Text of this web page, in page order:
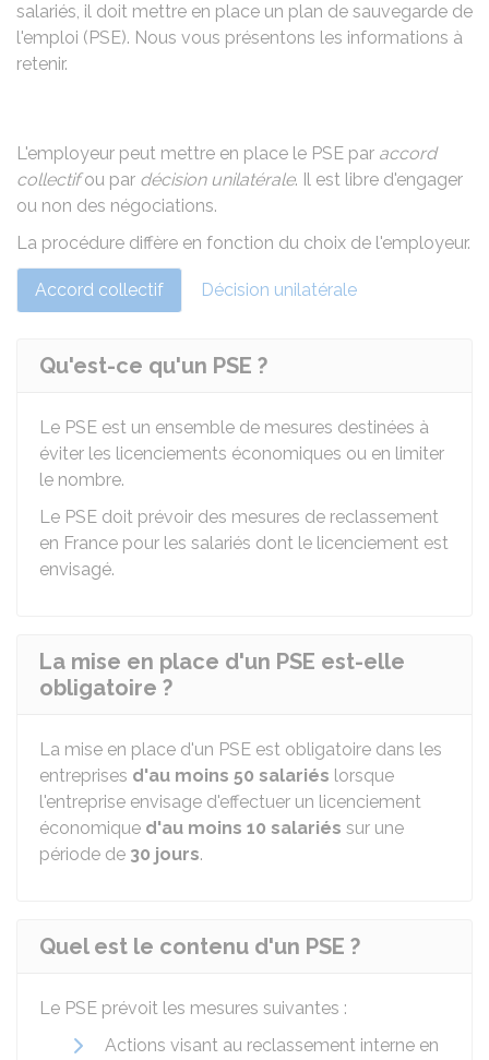
salariés, il doit mettre en place un plan de sauvegarde de
l'emploi (PSE). Nous vous présentons les informations à
retenir.
L'employeur peut mettre en place le PSE par accord
collectifou par décision unilatérale. Il est libre d'engager
ou non des négociations.
La procédure diffère en fonction du choix de l'employeur.
Accord collectif Décision unilatérale
Qu'est-ce qu'un PSE ?
Le PSE est un ensemble de mesures destinées à
éviter les licenciements économiques ou en limiter
le nombre.
Le PSE doit prévoir des mesures de reclassement
en France pour les salariés dont le licenciement est
envisagé.
La mise en place d'un PSE est-elle
obligatoire ?
La mise en place d'un PSE est obligatoire dans les
entreprises d'au moins 50 salariés lorsque
l'entreprise envisage d'effectuer un licenciement
économique d'au moins 10 salariés sur une
période de 30 jours.
Quel est le contenu d'un PSE ?
Le PSE prévoit les mesures suivantes :
Actions visant au reclassement interne en